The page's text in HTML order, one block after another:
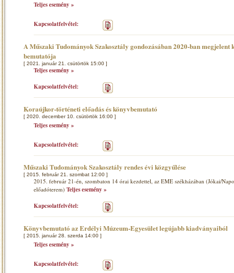
Teljes esemény »
Kapcsolatfelvétel:
A Műszaki Tudományok Szakosztály gondozásában 2020-ban
bemutatója
[ 2021. január 21. csütörtök 15:00 ]
Teljes esemény »
Kapcsolatfelvétel:
Koraújkor-történeti előadás és könyvbemutató
[ 2020. december 10. csütörtök 16:00 ]
Teljes esemény »
Kapcsolatfelvétel:
Műszaki Tudományok Szakosztály rendes évi közgyűlése
[ 2015. február 21. szombat 12:00 ]
2015. február 21-én, szombaton 14 órai kezdettel, az EME székházában (Jókai/
előadóterem) Teljes esemény »
Kapcsolatfelvétel:
Könyvbemutató az Erdélyi Múzeum-Egyesület legújabb kiadványaiból
[ 2015. január 28. szerda 14:00 ]
Teljes esemény »
Kapcsolatfelvétel: